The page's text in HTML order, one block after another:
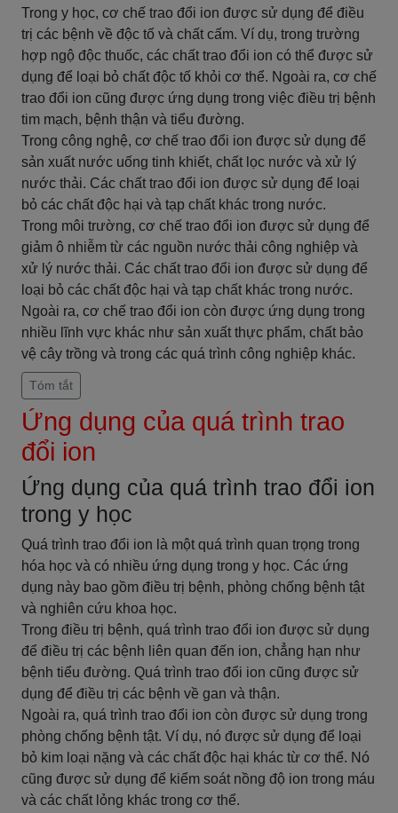
Trong y học, cơ chế trao đổi ion được sử dụng để điều
trị các bệnh về độc tố và chất cấm. Ví dụ, trong trường
hợp ngộ độc thuốc, các chất trao đổi ion có thể được sử
dụng để loại bỏ chất độc tố khỏi cơ thể. Ngoài ra, cơ chế
trao đổi ion cũng được ứng dụng trong việc điều trị bệnh
tim mạch, bệnh thận và tiểu đường.
Trong công nghệ, cơ chế trao đổi ion được sử dụng để
sản xuất nước uống tinh khiết, chất lọc nước và xử lý
nước thải. Các chất trao đổi ion được sử dụng để loại
bỏ các chất độc hại và tạp chất khác trong nước.
Trong môi trường, cơ chế trao đổi ion được sử dụng để
giảm ô nhiễm từ các nguồn nước thải công nghiệp và
xử lý nước thải. Các chất trao đổi ion được sử dụng để
loại bỏ các chất độc hại và tạp chất khác trong nước.
Ngoài ra, cơ chế trao đổi ion còn được ứng dụng trong
nhiều lĩnh vực khác như sản xuất thực phẩm, chất bảo
vệ cây trồng và trong các quá trình công nghiệp khác.
Tóm tắt
Ứng dụng của quá trình trao
đổi ion
Ứng dụng của quá trình trao đổi ion
trong y học
Quá trình trao đổi ion là một quá trình quan trọng trong
hóa học và có nhiều ứng dụng trong y học. Các ứng
dụng này bao gồm điều trị bệnh, phòng chống bệnh tật
và nghiên cứu khoa học.
Trong điều trị bệnh, quá trình trao đổi ion được sử dụng
để điều trị các bệnh liên quan đến ion, chẳng hạn như
bệnh tiểu đường. Quá trình trao đổi ion cũng được sử
dụng để điều trị các bệnh về gan và thận.
Ngoài ra, quá trình trao đổi ion còn được sử dụng trong
phòng chống bệnh tật. Ví dụ, nó được sử dụng để loại
bỏ kim loại nặng và các chất độc hại khác từ cơ thể. Nó
cũng được sử dụng để kiểm soát nồng độ ion trong máu
và các chất lỏng khác trong cơ thể.